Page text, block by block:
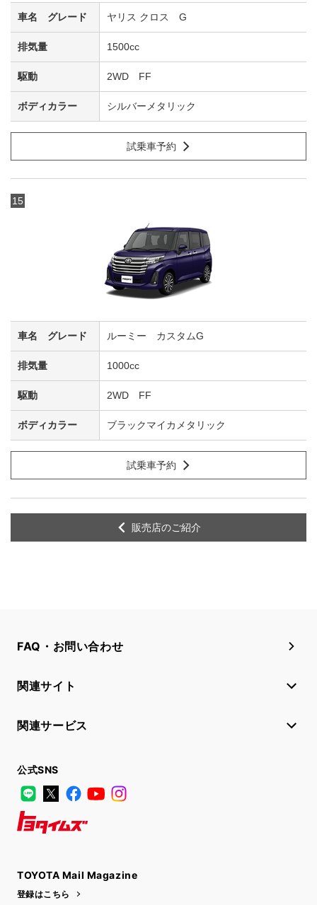
ヤリス クロス G
1500cc
2WD FF
シルバーメタリック
試乗車予約
15
ルーミー カスタムG
1000cc
2WD FF
ブラックマイカメタリック
試乗車予約
販売店のご紹介
FAQ・お問い合わせ
関連サイト
関連サービス
公式SNS
LINE
X FacebookYouTube
TOYOTA Mail Magazine
登録はこちら